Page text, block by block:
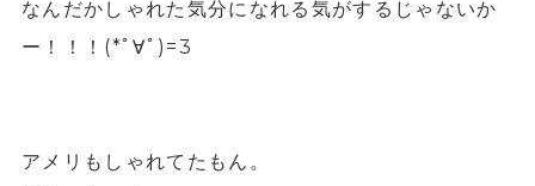
なんだかしゃれた気分になれる気がするじゃないか
ー！！！(*ﾟ∀ﾟ)=3
アメリもしゃれてたもん。